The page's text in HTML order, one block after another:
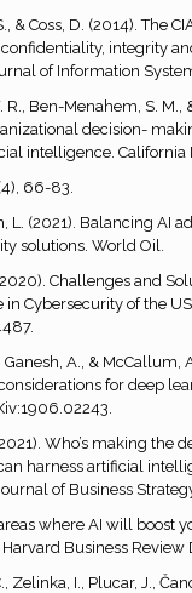
& Coss, D. (2014). The
integrity
of Information
R., Ben-Menahem, S. M.,
decision-
intelligence. California
66-83.
L. (2021). Balancing AI
solutions. World Oil.
Challenges and
in Cybersecurity of the
Ganesh, A., & McCallum,
for deep
Who’s making the
harness artificial
of Business
where AI will boost
Business Review
Zelinka, I., Plucar, J.,